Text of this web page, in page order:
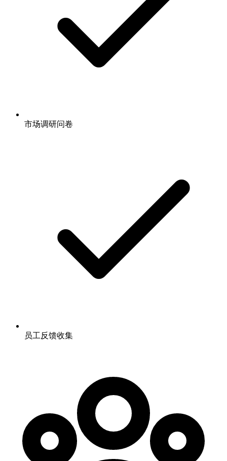
市场调研问卷
员工反馈收集